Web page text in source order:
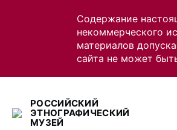
Содержание
некоммерческого
материалов
сайта не может
РОССИЙСКИЙ
ЭТНОГРАФИЧЕСКИЙ
МУЗЕЙ